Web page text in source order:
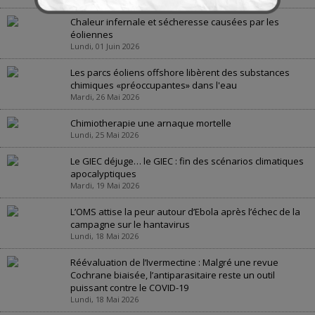
Chaleur infernale et sécheresse causées par les
éoliennes
Lundi, 01 Juin 2026
Les parcs éoliens offshore libèrent des substances
chimiques «préoccupantes» dans l'eau
Mardi, 26 Mai 2026
Chimiotherapie une arnaque mortelle
Lundi, 25 Mai 2026
Le GIEC déjuge… le GIEC : fin des scénarios climatiques
apocalyptiques
Mardi, 19 Mai 2026
L’OMS attise la peur autour d’Ebola après l’échec de la
campagne sur le hantavirus
Lundi, 18 Mai 2026
Réévaluation de l’Ivermectine : Malgré une revue
Cochrane biaisée, l’antiparasitaire reste un outil
puissant contre le COVID-19
Lundi, 18 Mai 2026